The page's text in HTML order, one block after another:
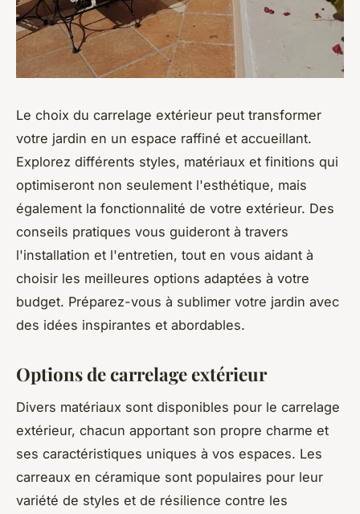
Le choix du carrelage extérieur peut transformer
votre jardin en un espace raffiné et accueillant.
Explorez différents styles, matériaux et finitions qui
optimiseront non seulement l'esthétique, mais
également la fonctionnalité de votre extérieur. Des
conseils pratiques vous guideront à travers
l'installation et l'entretien, tout en vous aidant à
choisir les meilleures options adaptées à votre
budget. Préparez-vous à sublimer votre jardin avec
des idées inspirantes et abordables.
Options de carrelage extérieur
Divers matériaux sont disponibles pour le carrelage
extérieur, chacun apportant son propre charme et
ses caractéristiques uniques à vos espaces. Les
carreaux en céramique sont populaires pour leur
variété de styles et de résilience contre les